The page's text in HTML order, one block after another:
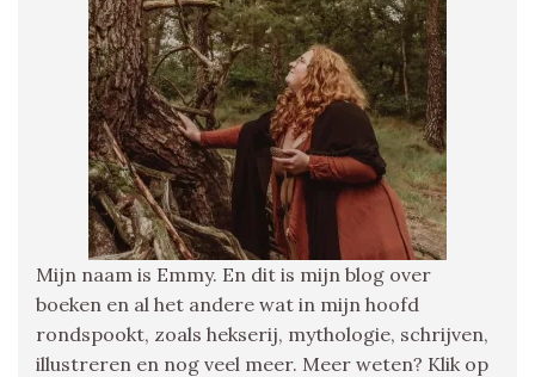
Mijn naam is Emmy. En dit is mijn blog over
boeken en al het andere wat in mijn hoofd
rondspookt, zoals hekserij, mythologie, schrijven,
illustreren en nog veel meer. Meer weten? Klik op